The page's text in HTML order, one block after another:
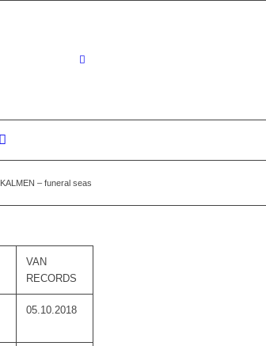
KALMEN – funeral seas
VAN
RECORDS
05.10.2018